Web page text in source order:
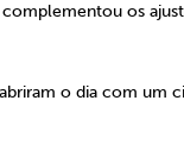
os
o dia com um